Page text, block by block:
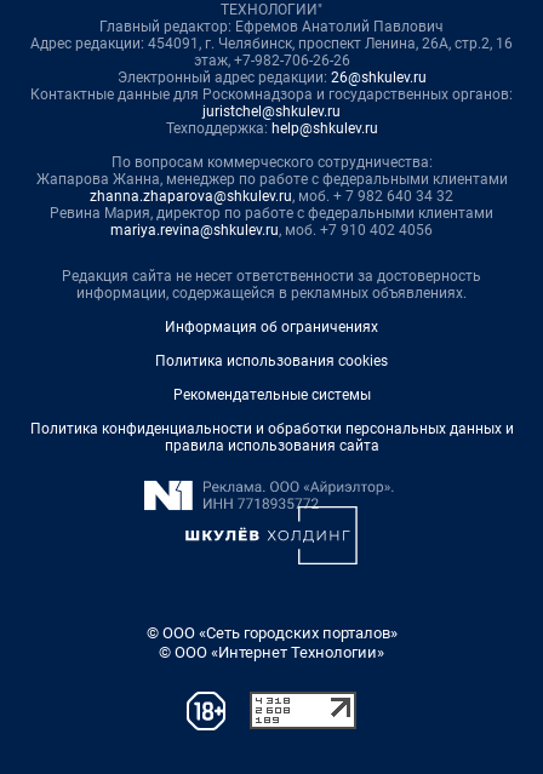
ТЕХНОЛОГИИ"
Главный редактор: Ефремов Анатолий Павлович
Адрес редакции: 454091, г. Челябинск, проспект Ленина, 26А, стр.2, 16
этаж, +7-982-706-26-26
Электронный адрес редакции: 26@shkulev.ru
Контактные данные для Роскомнадзора и государственных органов:
juristchel@shkulev.ru
Техподдержка: help@shkulev.ru
По вопросам коммерческого сотрудничества:
Жапарова Жанна, менеджер по работе с федеральными клиентами
zhanna.zhaparova@shkulev.ru, моб. + 7 982 640 34 32
Ревина Мария, директор по работе с федеральными клиентами
mariya.revina@shkulev.ru, моб. +7 910 402 4056
Редакция сайта не несет ответственности за достоверность
информации, содержащейся в рекламных объявлениях.
Информация об ограничениях
Политика использования cookies
Рекомендательные системы
Политика конфиденциальности и обработки персональных данных и
правила использования сайта
© ООО «Сеть городских порталов»
© ООО «Интернет Технологии»